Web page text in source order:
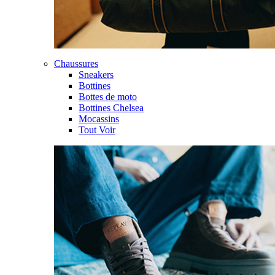
Chaussures
Sneakers
Bottines
Bottes de moto
Bottines Chelsea
Mocassins
Tout Voir